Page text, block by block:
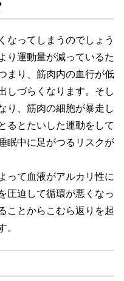
なってしまうのでしょう
り運動量が減っているた
まり、筋肉内の血行が低
しづらくなります。そし
り、筋肉の細胞が暴走し
るとたいした運動をして
眠中に足がつるリスクが
って血液がアルカリ性に
圧迫して循環が悪くなっ
ことからこむら返りを起
。